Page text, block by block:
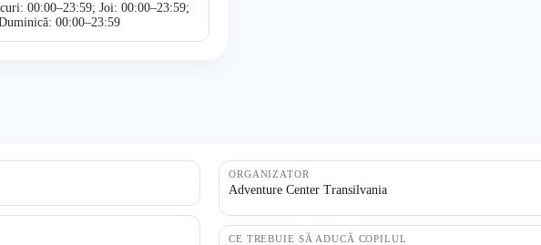
00:00–23:59; Joi: 00:00–23:59;
00:00–23:59
ORGANIZATOR
Adventure Center Transilvania
CE TREBUIE SĂ ADUCĂ COPILUL